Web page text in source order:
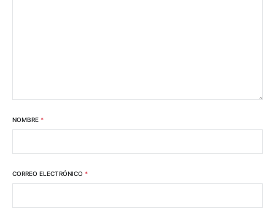
NOMBRE *
CORREO ELECTRÓNICO *